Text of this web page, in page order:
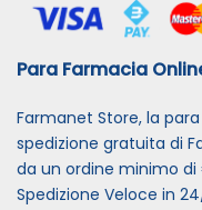
Para Farmacia
Farmanet Store, la
spedizione gratuita di
da un ordine minimo di
Spedizione Veloce in